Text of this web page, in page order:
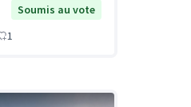
Soumis au vote
1